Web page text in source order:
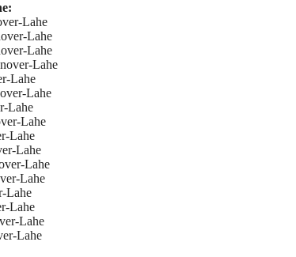
Lahe
Lahe
Lahe
Lahe
Lahe
Lahe
Lahe
Lahe
Lahe
Lahe
Lahe
Lahe
Lahe
Lahe
Lahe
Lahe